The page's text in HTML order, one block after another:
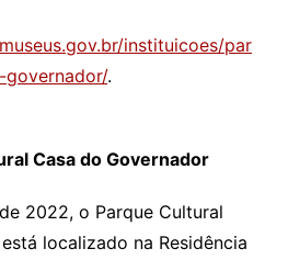
instituicoes/par
.
Casa do Governador
2022, o Parque Cultural
localizado na Residência